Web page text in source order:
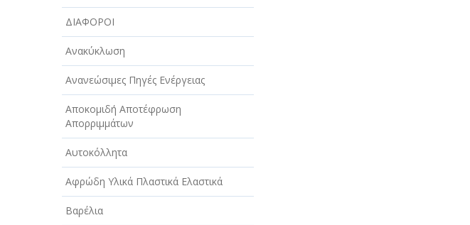
ΕΚΠΑΙΔΕΥΣΗ - ΣΧΟΛΕΣ
ΕΜΠΟΡΙΟ - ΕΜΠΟΡΙΚΑ ΚΑΤΑΣΤΗΜΑΤΑ
ΕΡΓΟΣΤΑΣΙΑ - ΒΙΟΜΗΧΑΝΙΕΣ
ΞΕΝΟΔΟΧΕΙΑ - ΤΟΥΡΙΣΜΟΣ
ΟΜΟΡΦΙΑ
ΠΑΡΟΧΗ ΥΠΗΡΕΣΙΩΝ
ΤΕΧΝΙΚΑ - ΚΑΤΑΣΚΕΥΑΣΤΙΚΑ
ΔΙΑΦΟΡΟΙ
Ανακύκλωση
Ανανεώσιμες Πηγές Ενέργειας
Αποκομιδή Αποτέφρωση
Απορριμμάτων
Αυτοκόλλητα
Αφρώδη Υλικά Πλαστικά Ελαστικά
Βαρέλια